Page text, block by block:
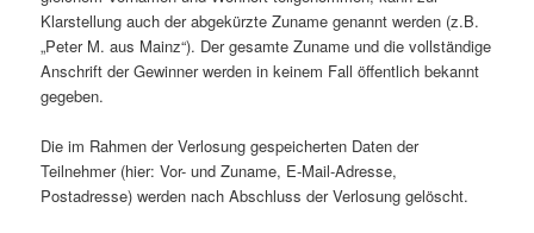
Klarstellung auch der abgekürzte Zuname genannt werden (z.B.
„Peter M. aus Mainz“). Der gesamte Zuname und die vollständige
Anschrift der Gewinner werden in keinem Fall öffentlich bekannt
gegeben.
Die im Rahmen der Verlosung gespeicherten Daten der
Teilnehmer (hier: Vor- und Zuname, E-Mail-Adresse,
Postadresse) werden nach Abschluss der Verlosung gelöscht.